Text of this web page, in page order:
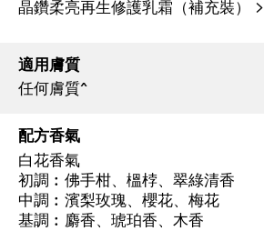
晶鑽柔亮再生修護乳霜（補充裝） >
適用膚質
任何膚質^
配方香氣
白花香氣
初調︰佛手柑、榲桲、翠綠清香
中調︰濱梨玫瑰、櫻花、梅花
基調︰麝香、琥珀香、木香